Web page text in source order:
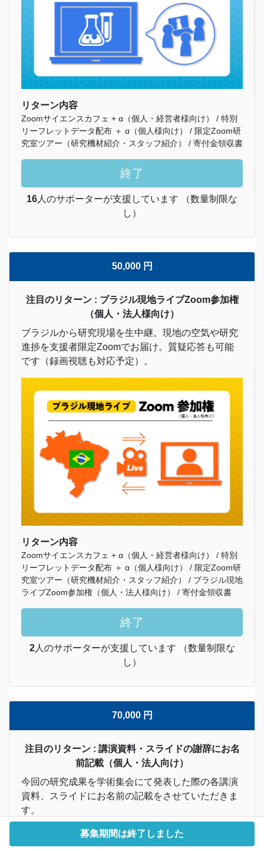
リターン内容
Zoomサイエンスカフェ + α（個人・経営者様向け） / 特別
リーフレットデータ配布 ＋ α（個人様向け） / 限定Zoom研
究室ツアー（研究機材紹介・スタッフ紹介） / 寄付金領収書
終了
16人のサポーターが支援しています （数量制限な
し）
50,000 円
注目のリターン : ブラジル現地ライブZoom参加権
（個人・法人様向け）
ブラジルから研究現場を生中継。現地の空気や研究
進捗を支援者限定Zoomでお届け。質疑応答も可能
です（録画視聴も対応予定）。
リターン内容
Zoomサイエンスカフェ + α（個人・経営者様向け） / 特別
リーフレットデータ配布 ＋ α（個人様向け） / 限定Zoom研
究室ツアー（研究機材紹介・スタッフ紹介） / ブラジル現地
ライブZoom参加権（個人・法人様向け） / 寄付金領収書
終了
2人のサポーターが支援しています （数量制限な
し）
70,000 円
注目のリターン : 講演資料・スライドの謝辞にお名
前記載（個人・法人向け）
今回の研究成果を学術集会にて発表した際の各講演
資料、スライドにお名前の記載をさせていただきま
す。
募集期間は終了しました